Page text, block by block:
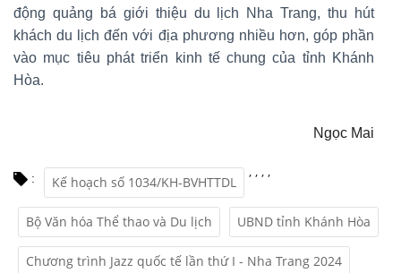
động quảng bá giới thiệu du lịch Nha Trang, thu hút
khách du lịch đến với địa phương nhiều hơn, góp phần
vào mục tiêu phát triển kinh tế chung của tỉnh Khánh
Hòa.
Ngọc Mai
: Kế hoạch số 1034/KH-BVHTTDL
,
Bộ Văn hóa Thể thao và Du lịch
,
UBND tỉnh Khánh Hòa
,
Chương trình Jazz quốc tế lần thứ I - Nha Trang 2024
,